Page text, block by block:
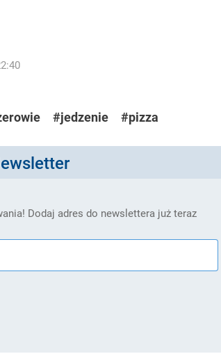
#jedzenie #pizza
Dodaj adres do newslettera już teraz